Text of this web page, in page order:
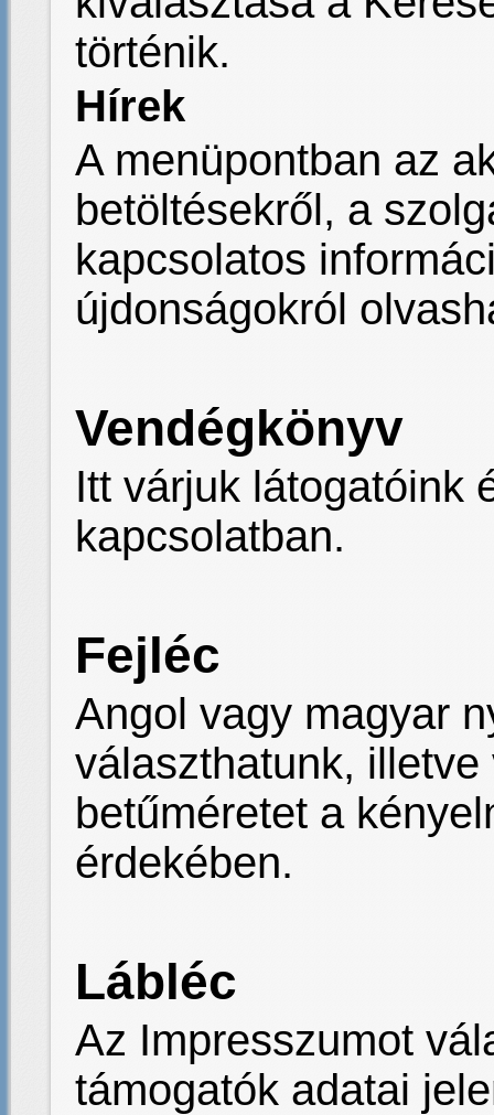
történik.
Hírek
A menüpontban az
betöltésekről, a
kapcsolatos
újdonságokról
Vendégkönyv
Itt várjuk látogatóink
kapcsolatban.
Fejléc
Angol vagy magyar
választhatunk,
betűméretet a
érdekében.
Lábléc
Az Impresszumot
támogatók adatai